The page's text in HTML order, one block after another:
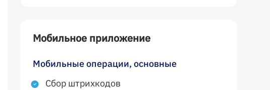
Мобильное приложение
Мобильные операции, основные
Сбор штрихкодов